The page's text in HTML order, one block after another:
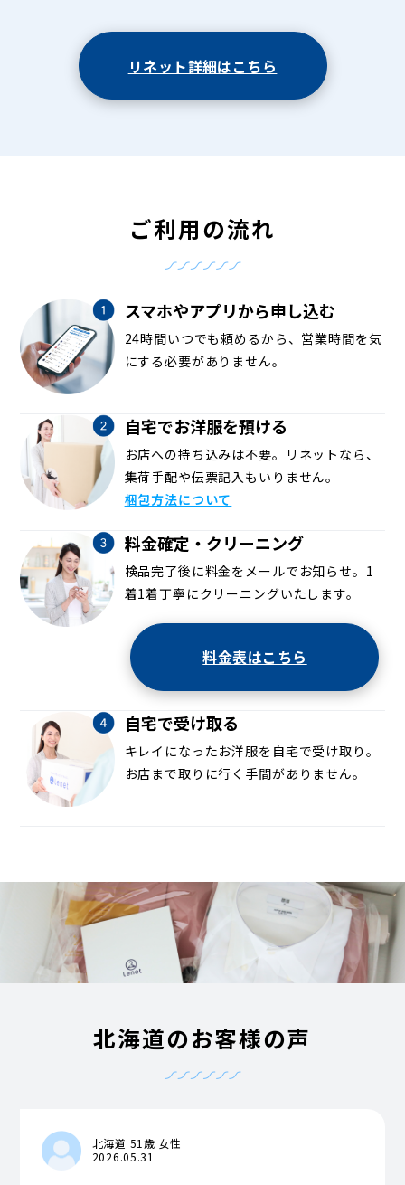
リネット詳細はこちら
ご利用の流れ
スマホやアプリから申し込む
24時間いつでも頼めるから、営業時間を気
にする必要がありません。
自宅でお洋服を預ける
お店への持ち込みは不要。リネットなら、
集荷手配や伝票記入もいりません。
梱包方法について
料金確定・クリーニング
検品完了後に料金をメールでお知らせ。1
着1着丁寧にクリーニングいたします。
料金表はこちら
自宅で受け取る
キレイになったお洋服を自宅で受け取り。
お店まで取りに行く手間がありません。
北海道のお客様の声
北海道 51歳 女性
2026.05.31